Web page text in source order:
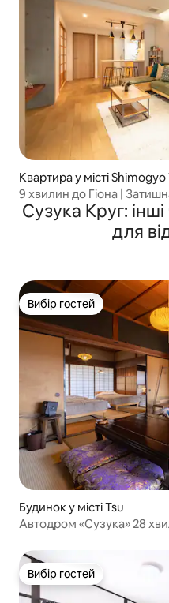
Квартира у місті
9 хвилин до Гіона |
сімей/груп
Сузука Круг:
для
Вибір гостей
Вибір гостей
Будинок у місті Tsu
Автодром «Сузука» 28
безкоштовна парковка /
архітектура
Вибір гостей
Вибір гостей